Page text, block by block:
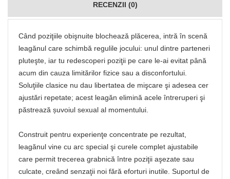
RECENZII (0)
Când poziţiile obişnuite blochează plăcerea, intră în scenă
leagănul care schimbă regulile jocului: unul dintre parteneri
pluteşte, iar tu redescoperi poziţii pe care le-ai evitat până
acum din cauza limitărilor fizice sau a disconfortului.
Soluţiile clasice nu dau libertatea de mişcare şi adesea cer
ajustări repetate; acest leagăn elimină acele întreruperi şi
păstrează șuvoiul sexual al momentului.
Construit pentru experienţe concentrate pe rezultat,
leagănul vine cu arc special şi curele complet ajustabile
care permit trecerea grabnică între poziţii aşezate sau
culcate, creând senzaţii noi fără eforturi inutile. Suportul de